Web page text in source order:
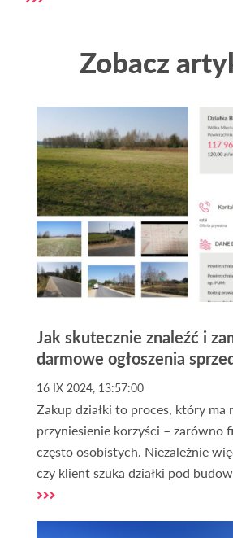
Zobacz
Jak skutecznie znaleźć i
darmowe ogłoszenia
16 IX 2024, 13:57:00
Zakup działki to proces, który ma
przyniesienie korzyści – zarówno
często osobistych. Niezależnie
czy klient szuka działki pod
siebie lub na sprzedaż, czy może